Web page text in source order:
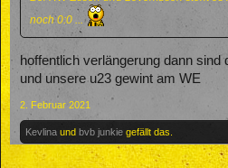
noch 0:0 ...
hoffentlich verlängerung dann sind
und unsere u23 gewint am WE
2. Februar 2021
Kevlina und bvb junkie gefällt das.